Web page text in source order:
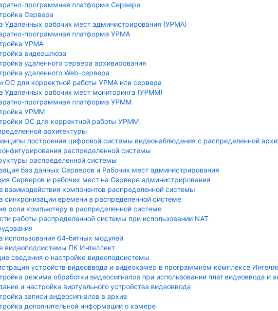
программная платформа Сервера
Сервера
Удаленных рабочих мест администрирования (УРМА)
программная платформа УРМА
УРМА
видеошлюза
удаленного сервера архивирования
удаленного Web-сервера
ОС для корректной работы УРМА или сервера
Удаленных рабочих мест мониторинга (УРММ)
программная платформа УРММ
УРММ
ОС для корректной работы УРММ
архитектуры
построения цифровой системы видеонаблюдения с распределенной
распределенной системы
распределенной системы
баз данных Серверов и Рабочих мест администрирования
Серверов и рабочих мест на Сервере администрирования
взаимодействия компонентов распределенной системы
синхронизации времени в распределенной системе
роли компьютеру в распределенной системе
работы распределенной системы при использовании NAT
использования 64-битных модулей
видеоподсистемы ПК Интеллект
сведения о настройке видеоподсистемы
устройств видеоввода и видеокамер в программном комплексе
режима обработки видеосигналов при использовании плат видеоввода и
и настройка виртуального устройства видеоввода
записи видеосигналов в архив
дополнительной информации о камере